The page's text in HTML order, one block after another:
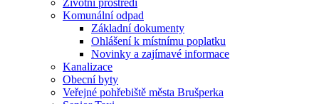
Životní prostředí
Komunální odpad
Základní dokumenty
Ohlášení k místnímu poplatku
Novinky a zajímavé informace
Kanalizace
Obecní byty
Veřejné pohřebiště města Brušperka